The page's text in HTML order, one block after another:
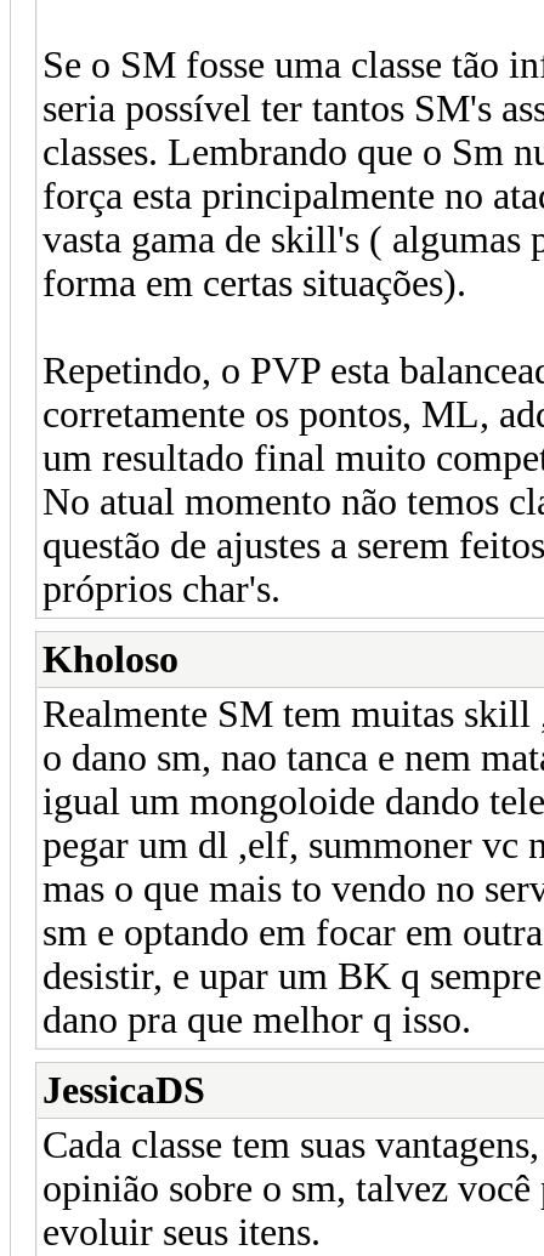
Se o SM fosse uma classe tão
seria possível ter tantos SM's
classes. Lembrando que o Sm
força esta principalmente no
vasta gama de skill's ( algumas
forma em certas situações).
Repetindo, o PVP esta
corretamente os pontos, ML,
um resultado final muito
No atual momento não temos
questão de ajustes a serem
próprios char's.
Kholoso
Realmente SM tem muitas skill
o dano sm, nao tanca e nem
igual um mongoloide dando
pegar um dl ,elf, summoner vc
mas o que mais to vendo no
sm e optando em focar em
desistir, e upar um BK q
dano pra que melhor q isso.
JessicaDS
Cada classe tem suas
opinião sobre o sm, talvez
evoluir seus itens.